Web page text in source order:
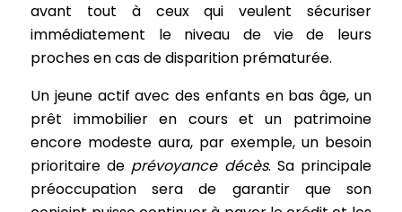
avant tout à ceux qui veulent sécuriser
immédiatement le niveau de vie de leurs
proches en cas de disparition prématurée.
Un jeune actif avec des enfants en bas âge, un
prêt immobilier en cours et un patrimoine
encore modeste aura, par exemple, un besoin
prioritaire de prévoyance décès. Sa principale
préoccupation sera de garantir que son